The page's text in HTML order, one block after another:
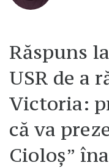
Răspuns
USR de a
Victoria:
că va
Cioloș”